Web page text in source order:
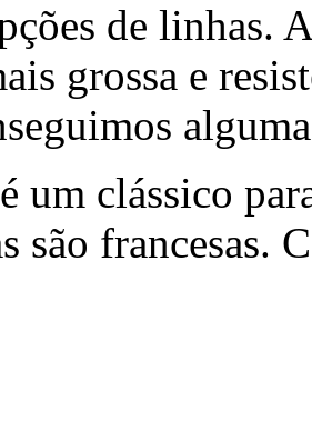
de linhas.
grossa e
um clássico
são francesas.